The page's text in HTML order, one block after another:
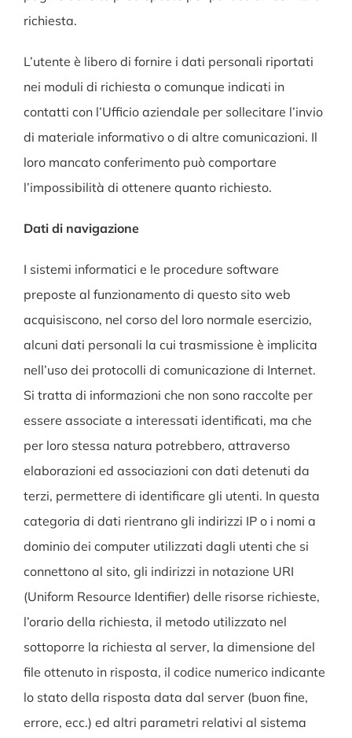
richiesta.
L’utente è libero di fornire i dati personali riportati
nei moduli di richiesta o comunque indicati in
contatti con l’Ufficio aziendale per sollecitare l’invio
di materiale informativo o di altre comunicazioni. Il
loro mancato conferimento può comportare
l’impossibilità di ottenere quanto richiesto.
Dati di navigazione
I sistemi informatici e le procedure software
preposte al funzionamento di questo sito web
acquisiscono, nel corso del loro normale esercizio,
alcuni dati personali la cui trasmissione è implicita
nell’uso dei protocolli di comunicazione di Internet.
Si tratta di informazioni che non sono raccolte per
essere associate a interessati identificati, ma che
per loro stessa natura potrebbero, attraverso
elaborazioni ed associazioni con dati detenuti da
terzi, permettere di identificare gli utenti. In questa
categoria di dati rientrano gli indirizzi IP o i nomi a
dominio dei computer utilizzati dagli utenti che si
connettono al sito, gli indirizzi in notazione URI
(Uniform Resource Identifier) delle risorse richieste,
l’orario della richiesta, il metodo utilizzato nel
sottoporre la richiesta al server, la dimensione del
file ottenuto in risposta, il codice numerico indicante
lo stato della risposta data dal server (buon fine,
errore, ecc.) ed altri parametri relativi al sistema